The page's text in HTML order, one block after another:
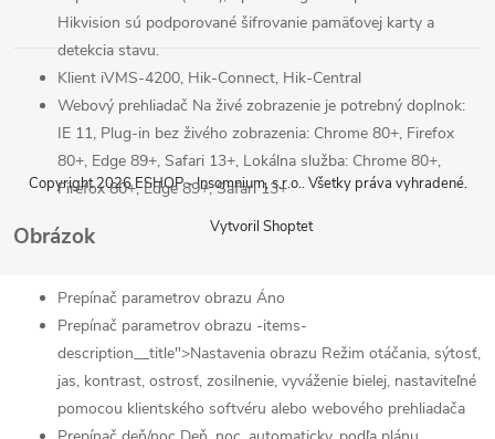
Hikvision sú podporované šifrovanie pamäťovej karty a
detekcia stavu.
Klient iVMS-4200, Hik-Connect, Hik-Central
Webový prehliadač Na živé zobrazenie je potrebný doplnok:
IE 11, Plug-in bez živého zobrazenia: Chrome 80+, Firefox
80+, Edge 89+, Safari 13+, Lokálna služba: Chrome 80+,
Firefox 80+, Edge 89+, Safari 13+
Obrázok
Prepínač parametrov obrazu Áno
Prepínač parametrov obrazu -items-
description__title">Nastavenia obrazu Režim otáčania, sýtosť,
jas, kontrast, ostrosť, zosilnenie, vyváženie bielej, nastaviteľné
pomocou klientského softvéru alebo webového prehliadača
Vytvoril Shoptet
Copyright 2026ESHOP - Insomnium, s.r.o.. Všetky práva vyhradené.
Powered by chaterimo